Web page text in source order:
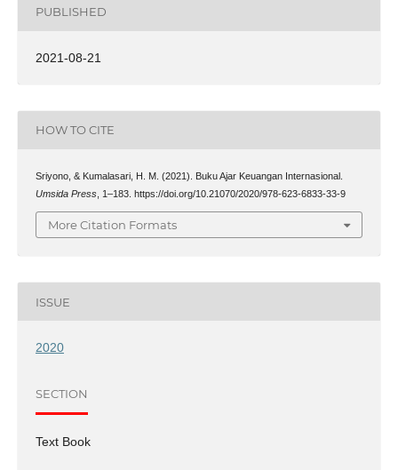
PUBLISHED
2021-08-21
HOW TO CITE
Sriyono, & Kumalasari, H. M. (2021). Buku Ajar Keuangan Internasional.
Umsida Press, 1–183. https://doi.org/10.21070/2020/978-623-6833-33-9
More Citation Formats
ISSUE
2020
SECTION
Text Book